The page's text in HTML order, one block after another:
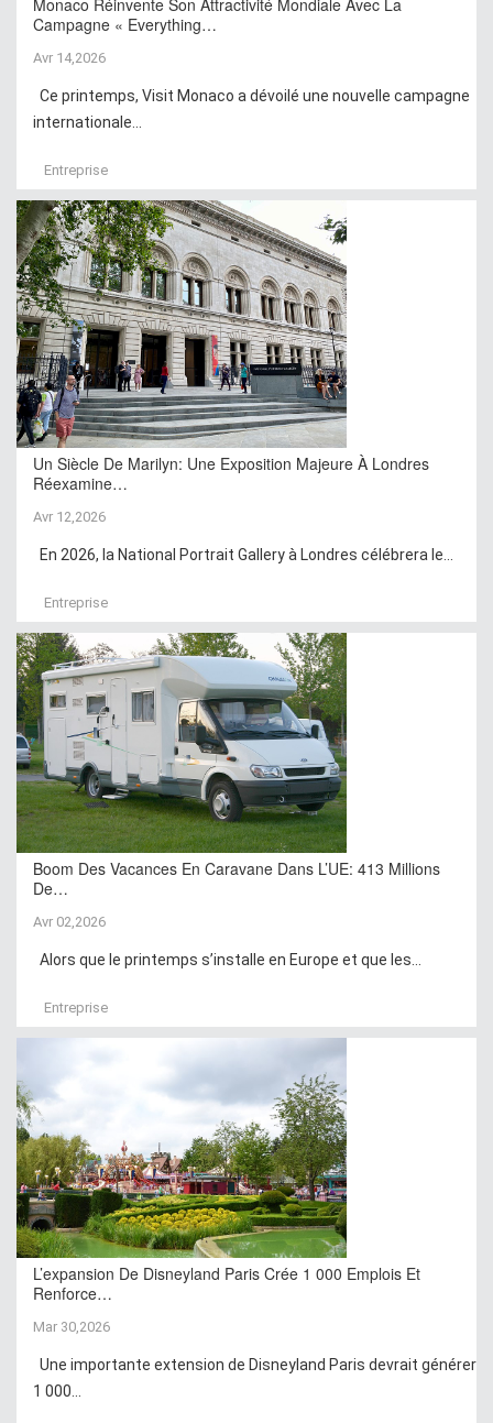
Monaco Réinvente Son Attractivité Mondiale Avec La
Campagne « Everything…
Avr 14,2026
Ce printemps, Visit Monaco a dévoilé une nouvelle campagne
internationale...
Entreprise
Un Siècle De Marilyn: Une Exposition Majeure À Londres
Réexamine…
Avr 12,2026
En 2026, la National Portrait Gallery à Londres célébrera le...
Entreprise
Boom Des Vacances En Caravane Dans L’UE: 413 Millions
De…
Avr 02,2026
Alors que le printemps s’installe en Europe et que les...
Entreprise
L’expansion De Disneyland Paris Crée 1 000 Emplois Et
Renforce…
Mar 30,2026
Une importante extension de Disneyland Paris devrait générer
1 000...